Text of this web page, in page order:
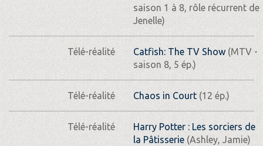
saison 1 à 8, rôle récurrent de
Jenelle)
Télé-réalité Catfish: The TV Show(MTV -
saison 8, 5 ép.)
Télé-réalité Chaos in Court(12 ép.)
Télé-réalité
Harry Potter : Les sorciers de
la Pâtisserie (Ashley, Jamie)